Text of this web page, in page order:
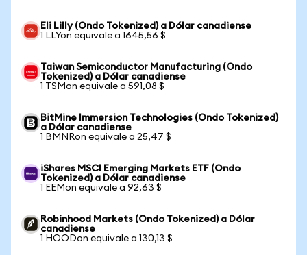
Eli Lilly (Ondo Tokenized) a Dólar canadiense
1 LLYon equivale a 1645,56 $
Taiwan Semiconductor Manufacturing (Ondo
Tokenized) a Dólar canadiense
1 TSMon equivale a 591,08 $
BitMine Immersion Technologies (Ondo Tokenized)
a Dólar canadiense
1 BMNRon equivale a 25,47 $
iShares MSCI Emerging Markets ETF (Ondo
Tokenized) a Dólar canadiense
1 EEMon equivale a 92,63 $
Robinhood Markets (Ondo Tokenized) a Dólar
canadiense
1 HOODon equivale a 130,13 $